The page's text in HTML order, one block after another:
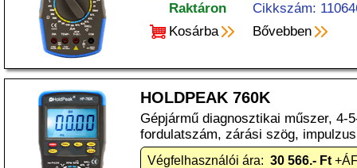
Raktáron
Cikkszám:
Kosárba
Bővebben
HOLDPEAK 760K
Gépjármű diagnosztikai műszer, 4-
fordulatszám, zárási szög,
Végfelhasználói ára: 30 566.- Ft